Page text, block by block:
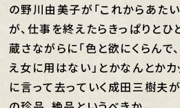
の野川由美子が「これからあた
が、仕事を終えたらきっぱりと
蔵さながらに「色と欲にくらん
え女に用はない」とかなんとかカ
に言って去っていく成田三樹夫